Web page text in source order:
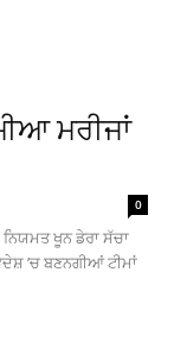
ਮਰੀਜਾਂ
0
ਖੂਨ ਡੇਰਾ ਸੱਚਾ
’ਚ ਬਣਨਗੀਆਂ ਟੀਮਾਂ